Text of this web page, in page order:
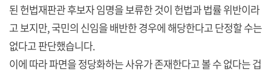
된 헌법재판관 후보자 임명을 보류한 것이 헌법과 법률 위반이라
고 보지만, 국민의 신임을 배반한 경우에 해당한다고 단정할 수는
없다고 판단했습니다.
이에 따라 파면을 정당화하는 사유가 존재한다고 볼 수 없다는 겁